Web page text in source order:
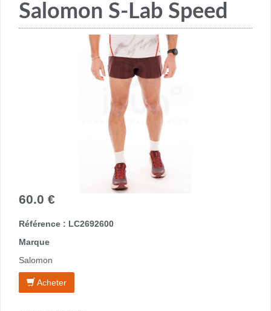
Salomon S-Lab Speed
60.0 €
Référence : LC2692600
Marque
Salomon
Acheter